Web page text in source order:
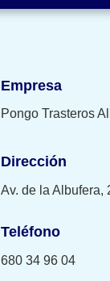
Empresa
Pongo Trasteros
Dirección
Av. de la Albufera,
Teléfono
680 34 96 04